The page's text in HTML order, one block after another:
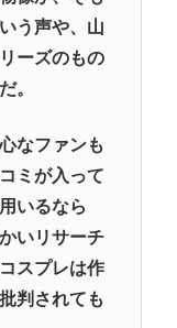
う声や、山
ーズのもの
。
なファンも
ミが入って
いるなら
いリサーチ
スプレは作
判されても